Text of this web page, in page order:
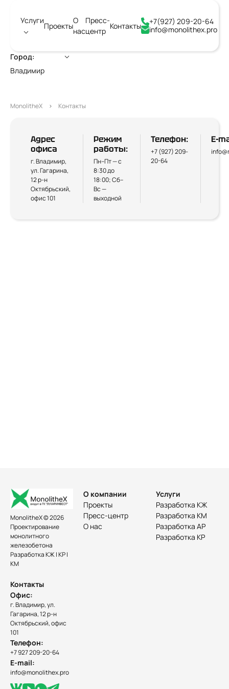
Город:
Владимир
Услуги
Проекты
О
нас
Пресс-
центр
Контакты
+7(927) 209-20-64
info@monolithex.pro
MonolitheX Контакты
Адрес
офиса
г. Владимир,
ул. Гагарина,
12 р-н
Октябрьский,
офис 101
Режим
работы:
Пн–Пт — с
8:30 до
18:00; Сб–
Вс —
выходной
Телефон:
+7 (927) 209-
20-64
E-
MonolitheX © 2026
Проектирование
монолитного
железобетона
Разработка КЖ | КР |
КМ
О компании
Проекты
Пресс-центр
О нас
Услуги
Разработка КЖ
Разработка КМ
Разработка АР
Разработка КР
Контакты
Офис:
г. Владимир, ул.
Гагарина, 12 р-н
Октябрьский, офис
101
Телефон:
+7 927 209-20-64
E-mail:
info@monolithex.pro